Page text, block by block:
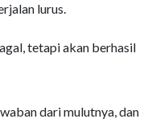
lurus.
tetapi akan berhasil
dari mulutnya, dan